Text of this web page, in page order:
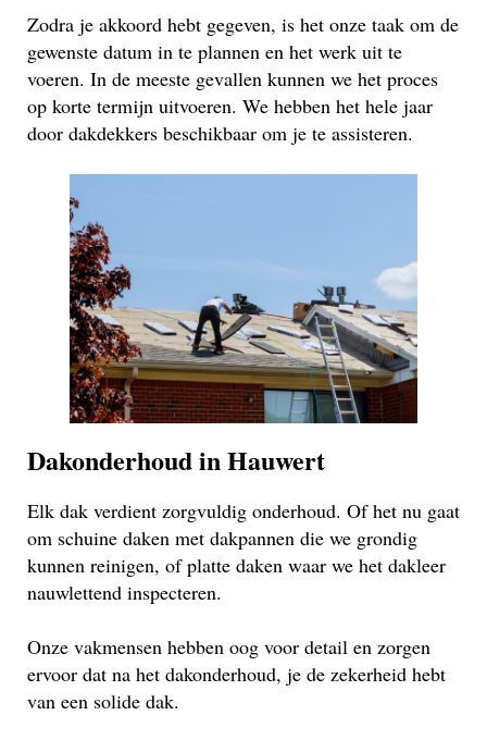
Zodra je akkoord hebt gegeven, is het onze taak om de
gewenste datum in te plannen en het werk uit te
voeren. In de meeste gevallen kunnen we het proces
op korte termijn uitvoeren. We hebben het hele jaar
door dakdekkers beschikbaar om je te assisteren.
Dakonderhoud in Hauwert
Elk dak verdient zorgvuldig onderhoud. Of het nu gaat
om schuine daken met dakpannen die we grondig
kunnen reinigen, of platte daken waar we het dakleer
nauwlettend inspecteren.
Onze vakmensen hebben oog voor detail en zorgen
ervoor dat na het dakonderhoud, je de zekerheid hebt
van een solide dak.